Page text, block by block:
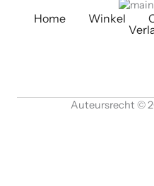
Home Winkel
Auteursrecht ©